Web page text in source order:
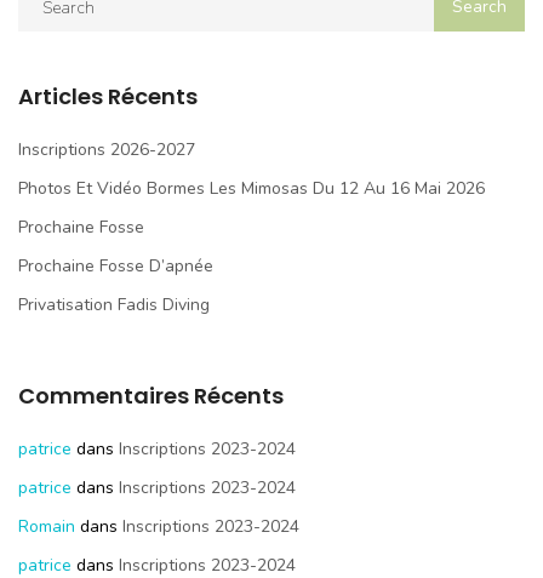
Articles Récents
Inscriptions 2026-2027
Photos Et Vidéo Bormes Les Mimosas Du 12 Au 16 Mai 2026
Prochaine Fosse
Prochaine Fosse D’apnée
Privatisation Fadis Diving
Commentaires Récents
patrice dans Inscriptions 2023-2024
patrice dans Inscriptions 2023-2024
Romain dans Inscriptions 2023-2024
patrice dans Inscriptions 2023-2024